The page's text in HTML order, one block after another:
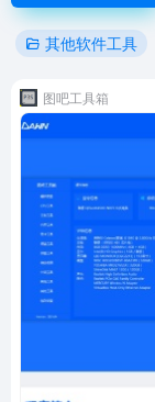
其他软件工具
图吧工具箱